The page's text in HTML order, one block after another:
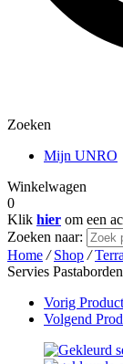
Zoeken
Mijn UNRO
Winkelwagen
0
Klik hier om een
Zoeken naar:
Home / Shop /
Servies
Vorig Product
Volgend